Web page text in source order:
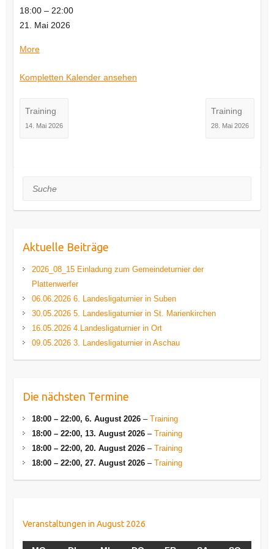
Training
18:00 – 22:00
21. Mai 2026
Moreabout
Kompletten Kalender ansehen
Training
14. Mai 2026
Training
28. Mai 2026
Suche
Aktuelle Beiträge
2026_08_15 Einladung zum Gemeindeturnier der
Plattenwerfer
06.06.2026 6. Landesligaturnier in Suben
30.05.2026 5. Landesligaturnier in St. Marienkirchen
16.05.2026 4.Landesligaturnier in Ort
09.05.2026 3. Landesligaturnier in Aschau
Die nächsten Termine
18:00 – 22:00, 6. August 2026– Training
18:00 – 22:00, 13. August 2026– Training
18:00 – 22:00, 20. August 2026– Training
18:00 – 22:00, 27. August 2026– Training
Veranstaltungen in August 2026